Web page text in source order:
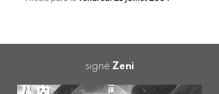
signé Zeni